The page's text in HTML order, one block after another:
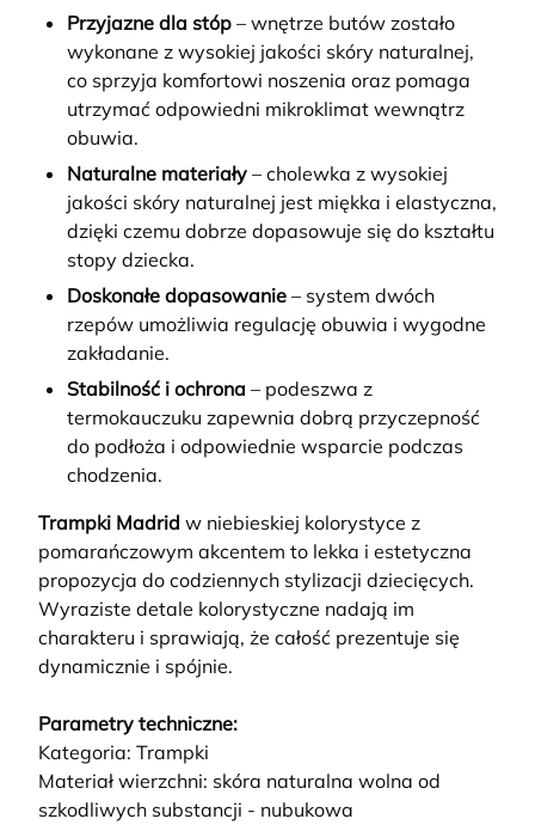
Przyjazne dla stóp – wnętrze butów zostało
wykonane z wysokiej jakości skóry naturalnej,
co sprzyja komfortowi noszenia oraz pomaga
utrzymać odpowiedni mikroklimat wewnątrz
obuwia.
Naturalne materiały – cholewka z wysokiej
jakości skóry naturalnej jest miękka i elastyczna,
dzięki czemu dobrze dopasowuje się do kształtu
stopy dziecka.
Doskonałe dopasowanie – system dwóch
rzepów umożliwia regulację obuwia i wygodne
zakładanie.
Stabilność i ochrona – podeszwa z
termokauczuku zapewnia dobrą przyczepność
do podłoża i odpowiednie wsparcie podczas
chodzenia.
Trampki Madrid w niebieskiej kolorystyce z
pomarańczowym akcentem to lekka i estetyczna
propozycja do codziennych stylizacji dziecięcych.
Wyraziste detale kolorystyczne nadają im
charakteru i sprawiają, że całość prezentuje się
dynamicznie i spójnie.
Parametry techniczne:
Kategoria: Trampki
Materiał wierzchni: skóra naturalna wolna od
szkodliwych substancji - nubukowa